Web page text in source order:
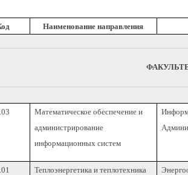
Наименование направления
Математическое обеспечение и
администрирование
информационных систем
Теплоэнергетика и теплотехника